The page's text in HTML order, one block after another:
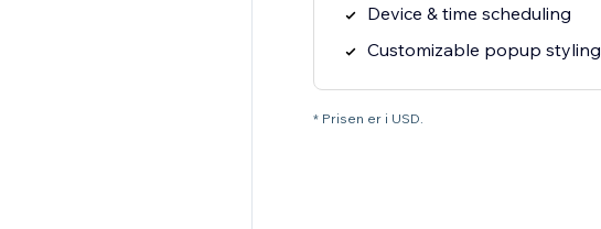
Device & time scheduling
Customizable popup styling
* Prisen er i USD.